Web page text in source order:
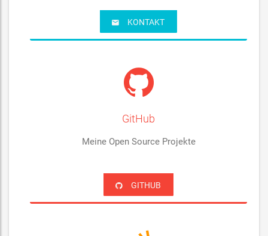
KONTAKT
GitHub
Meine Open Source Projekte
GITHUB